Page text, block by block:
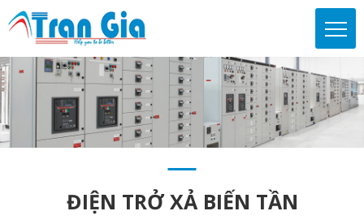
ĐIỆN TRỞ XẢ BIẾN TẦN